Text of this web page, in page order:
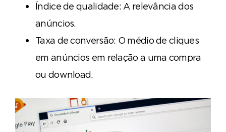
Índice de qualidade: A relevância dos
anúncios.
Taxa de conversão: O médio de cliques
em anúncios em relação a uma compra
ou download.